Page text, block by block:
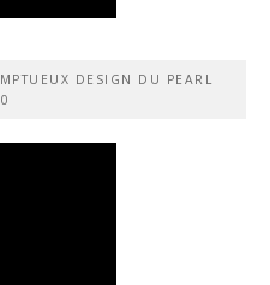
DESIGN DU PEARL